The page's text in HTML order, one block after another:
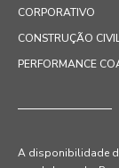
CORPORATIVO
CONSTRUÇÃO
PERFORMANCE
A disponibilidade